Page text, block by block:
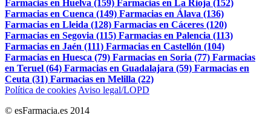
Farmacias en Huelva (159) Farmacias en La Rioja (152)
Farmacias en Cuenca (149) Farmacias en Álava (136)
Farmacias en Lleida (128) Farmacias en Cáceres (120)
Farmacias en Segovia (115) Farmacias en Palencia (113)
Farmacias en Jaén (111) Farmacias en Castellón (104)
Farmacias en Huesca (79) Farmacias en Soria (77) Farmacias
en Teruel (64) Farmacias en Guadalajara (59) Farmacias en
Ceuta (31) Farmacias en Melilla (22)
Política de cookies Aviso legal/LOPD
© esFarmacia.es 2014